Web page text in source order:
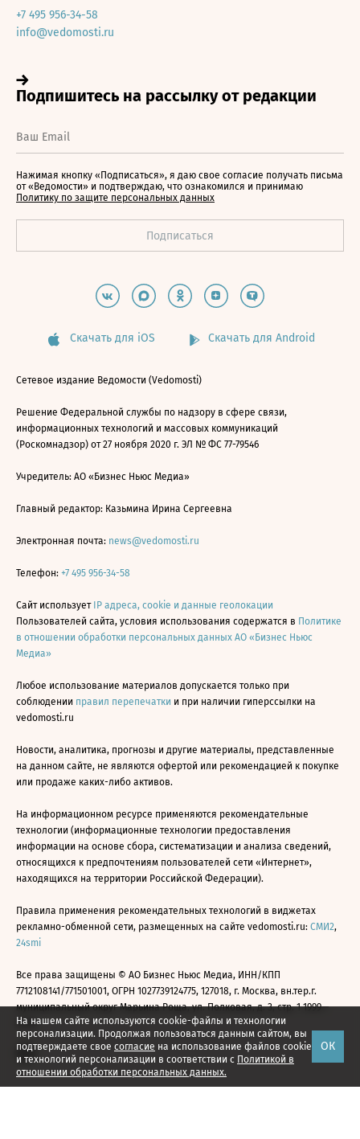
На нашем сайте используются cookie-файлы и технологии
персонализации. Продолжая пользоваться данным сайтом, вы
подтверждаете свое согласие на использование файлов cookie
и технологий персонализации в соответствии с Политикой в
отношении обработки персональных данных.
ОК
+7 495 956-34-58
info@vedomosti.ru
Нажимая кнопку «Подписаться», я даю свое согласие получать письма
от «Ведомости» и подтверждаю, что ознакомился и принимаю
Политику по защите персональных данных
Скачать для iOS Скачать для Android
Сетевое издание Ведомости (Vedomosti)
Решение Федеральной службы по надзору в сфере связи,
информационных технологий и массовых коммуникаций
(Роскомнадзор) от 27 ноября 2020 г. ЭЛ № ФС 77-79546
Учредитель: АО «Бизнес Ньюс Медиа»
Главный редактор: Казьмина Ирина Сергеевна
Электронная почта: news@vedomosti.ru
Телефон: +7 495 956-34-58
Сайт использует IP адреса, cookie и данные геолокации
Пользователей сайта, условия использования содержатся в Политике
в отношении обработки персональных данных АО «Бизнес Ньюс
Медиа»
Любое использование материалов допускается только при
соблюдении правил перепечатки и при наличии гиперссылки на
vedomosti.ru
Новости, аналитика, прогнозы и другие материалы, представленные
на данном сайте, не являются офертой или рекомендацией к покупке
или продаже каких-либо активов.
На информационном ресурсе применяются рекомендательные
технологии (информационные технологии предоставления
информации на основе сбора, систематизации и анализа сведений,
относящихся к предпочтениям пользователей сети «Интернет»,
находящихся на территории Российской Федерации).
Правила применения рекомендательных технологий в виджетах
рекламно-обменной сети, размещенных на сайте vedomosti.ru: СМИ2,
24smi
Все права защищены © АО Бизнес Ньюс Медиа, ИНН/КПП
7712108141/771501001, ОГРН 1027739124775, 127018, г. Москва, вн.тер.г.
муниципальный округ Марьина Роща, ул. Полковая, д. 3, стр. 1 1999—
2026